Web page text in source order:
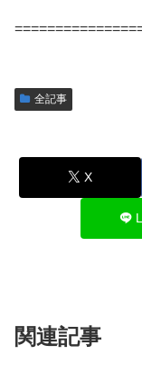
全記事
X
関連記事